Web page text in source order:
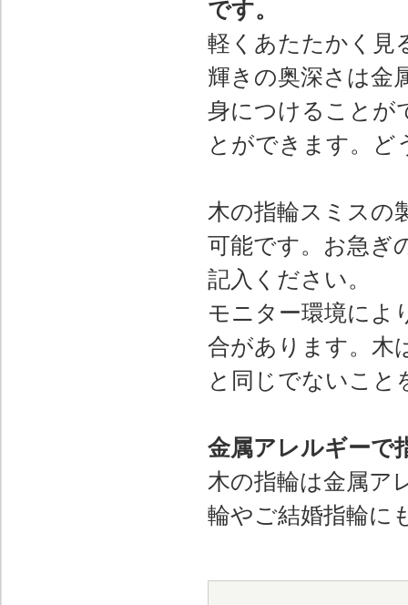
です。
軽くあたたかく見
輝きの奥深さは金
身につけることが
とができます。ど
木の指輪スミスの
可能です。お急ぎ
記入ください。
モニター環境によ
合があります。木
と同じでないこと
金属アレルギーで
木の指輪は金属ア
輪やご結婚指輪に